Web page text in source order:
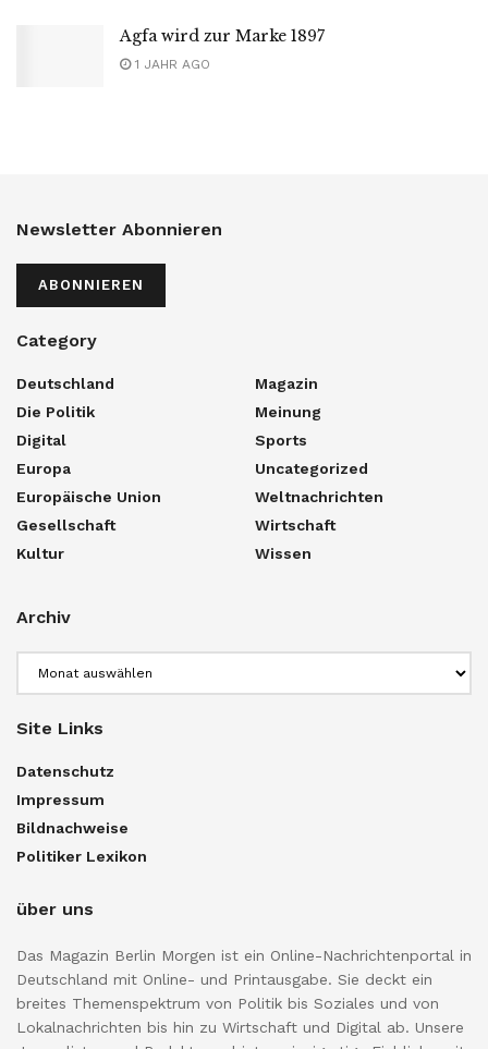
Agfa wird zur Marke 1897
1 JAHR AGO
Newsletter Abonnieren
ABONNIEREN
Category
Deutschland
Die Politik
Digital
Europa
Europäische Union
Gesellschaft
Kultur
Magazin
Meinung
Sports
Uncategorized
Weltnachrichten
Wirtschaft
Wissen
Archiv
Site Links
Datenschutz
Impressum
Bildnachweise
Politiker Lexikon
über uns
Das Magazin Berlin Morgen ist ein Online-Nachrichtenportal in
Deutschland mit Online- und Printausgabe. Sie deckt ein
breites Themenspektrum von Politik bis Soziales und von
Lokalnachrichten bis hin zu Wirtschaft und Digital ab. Unsere